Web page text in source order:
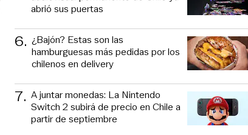
abrió sus puertas
6. ¿Bajón? Estas son las
hamburguesas más pedidas por los
chilenos en delivery
7. A juntar monedas: La Nintendo
Switch 2 subirá de precio en Chile a
partir de septiembre